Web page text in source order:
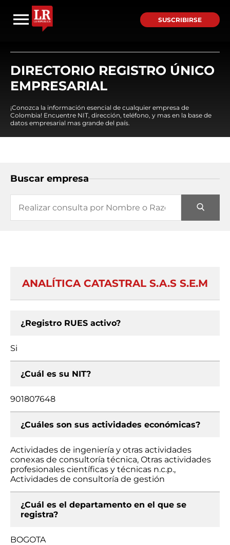
SUSCRIBIRSE
DIRECTORIO REGISTRO ÚNICO
EMPRESARIAL
¡Conozca la información esencial de cualquier empresa de
Colombia! Encuentre NIT, dirección, teléfono, y mas en la base de
datos empresarial mas grande del país.
Buscar empresa
ANALÍTICA CATASTRAL S.A.S S.E.M
¿Registro RUES activo?
Si
¿Cuál es su NIT?
901807648
¿Cuáles son sus actividades económicas?
Actividades de ingeniería y otras actividades
conexas de consultoría técnica, Otras actividades
profesionales científicas y técnicas n.c.p.,
Actividades de consultoría de gestión
¿Cuál es el departamento en el que se
registra?
BOGOTA